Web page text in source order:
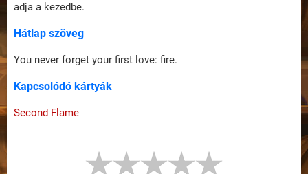
adja a kezedbe.
Hátlap szöveg
You never forget your first love: fire.
Kapcsolódó kártyák
Second Flame